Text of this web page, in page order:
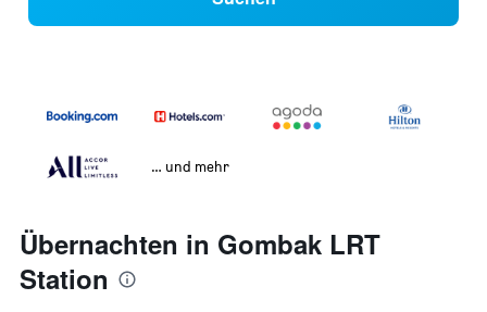
… und mehr
Übernachten in Gombak LRT
Station